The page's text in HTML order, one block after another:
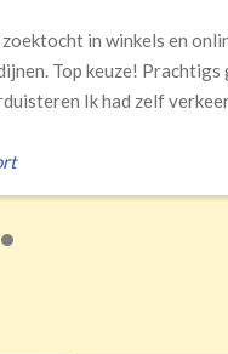
in winkels en online
Top keuze! Prachtigs
Ik had zelf verkeerd...